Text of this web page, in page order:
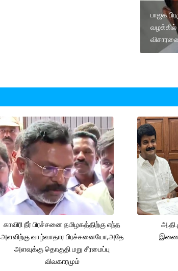
பாஜக
வழக்கில்
காவிரி நீர் பிரச்சனை தமிழகத்திற்கு எந்த
அளவிற்கு வாழ்வாதார பிரச்சனையோ,அதே
அளவுக்கு தொகுதி மறு சீரமைப்பு
விவகாரமும்